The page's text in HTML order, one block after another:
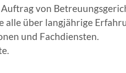
von
über langjährige
und Fachdiensten.